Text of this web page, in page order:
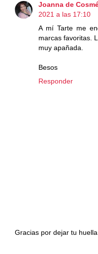
Joanna de
2021 a las 17:10
A mí Tarte me
marcas favoritas.
muy apañada.
Besos
Responder
Gracias por dejar tu